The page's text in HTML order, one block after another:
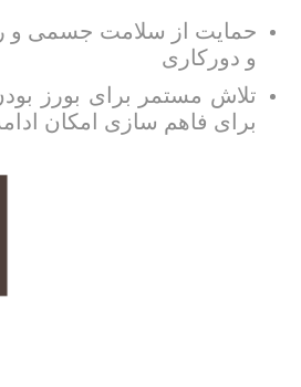
حمایت از سلامت جسمی و
و دورکاری
تلاش مستمر برای بورز
برای فاهم سازی امکان